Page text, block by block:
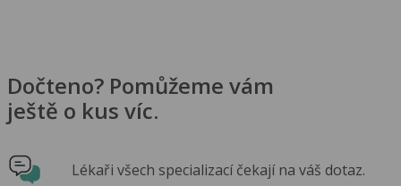
Dočteno? Pomůžeme vám
ještě o kus víc.
Lékaři všech specializací čekají na váš dotaz.